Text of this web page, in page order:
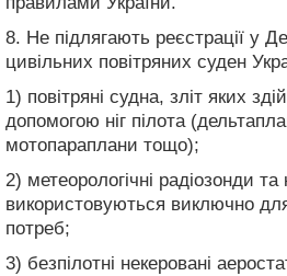
8. Не підлягають реєстрації у
цивільних повітряних суден
1) повітряні судна, зліт яких
допомогою ніг пілота
мотопараплани тощо);
2) метеорологічні радіозонди
використовуються виключно
потреб;
3) безпілотні некеровані